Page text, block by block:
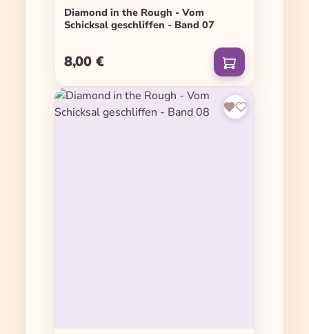
Diamond in the Rough - Vom
Schicksal geschliffen - Band 07
Regulärer Preis:
8,00 €